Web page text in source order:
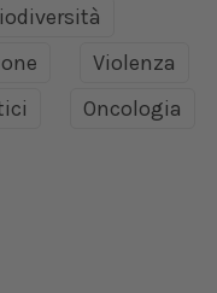
Violenza
Oncologia